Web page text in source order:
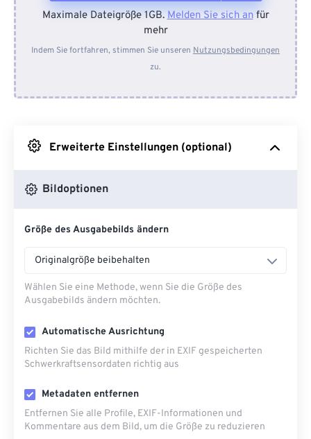
Vom Gerät
Von Dropbox
Maximale Dateigröße 1GB.Melden Sie sich anfür
mehr
Indem Sie fortfahren, stimmen Sie unseren Nutzungsbedingungen
zu.
Erweiterte Einstellungen (optional)
Bildoptionen
Größe des Ausgabebilds ändern
Originalgröße beibehalten
Wählen Sie eine Methode, wenn Sie die Größe des
Ausgabebilds ändern möchten.
Automatische Ausrichtung
Richten Sie das Bild mithilfe der in EXIF ​​gespeicherten
Schwerkraftsensordaten richtig aus
Metadaten entfernen
Entfernen Sie alle Profile, EXIF-Informationen und
Kommentare aus dem Bild, um die Größe zu reduzieren